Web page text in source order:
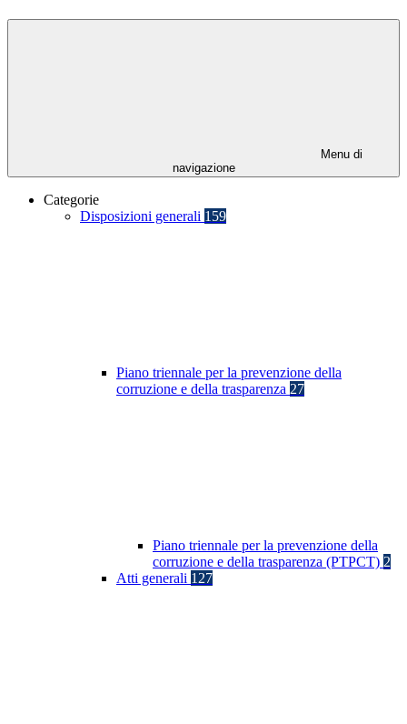
Menu di
navigazione
Categorie
Disposizioni generali 159
Piano triennale per la prevenzione della
corruzione e della trasparenza 27
Piano triennale per la prevenzione della
corruzione e della trasparenza (PTPCT) 2
Atti generali 127